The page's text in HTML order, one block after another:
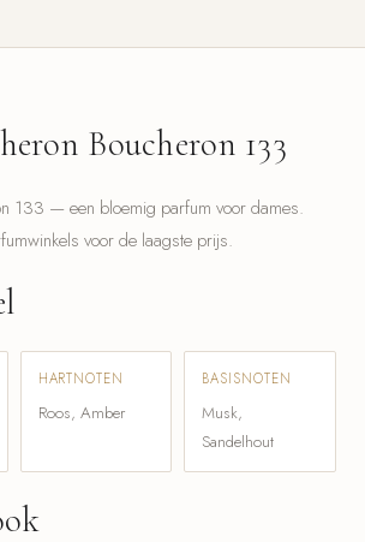
Boucheron 133
133 — een bloemig parfum voor dames.
voor de laagste prijs.
HARTNOTEN
Roos, Amber
BASISNOTEN
Musk,
Sandelhout